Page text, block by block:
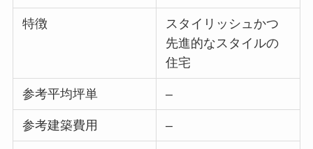
特徴
スタイリッシュかつ
先進的なスタイルの
住宅
参考平均坪単 –
参考建築費用 –